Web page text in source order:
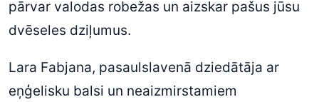
pārvar valodas robežas un aizskar pašus jūsu
dvēseles dziļumus.
Lara Fabjana, pasaulslavenā dziedātāja ar
eņģelisku balsi un neaizmirstamiem